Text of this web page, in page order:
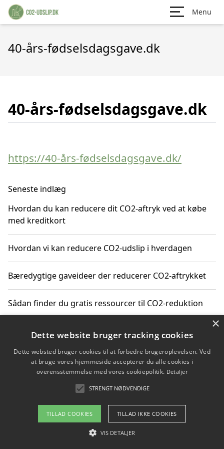
Menu
40-års-fødselsdagsgave.dk
40-års-fødselsdagsgave.dk
https://40-års-fødselsdagsgave.dk/
Seneste indlæg
Hvordan du kan reducere dit CO2-aftryk ved at købe
med kreditkort
Hvordan vi kan reducere CO2-udslip i hverdagen
Bæredygtige gaveideer der reducerer CO2-aftrykket
Sådan finder du gratis ressourcer til CO2-reduktion
Hvordan gadgets til hjemmet kan reducere CO2-udslip
Copyright 2026 - Pilanto Aps
Om / kontakt
Blog Betingelser
×
Dette website bruger tracking cookies
Dette websted bruger cookies til at forbedre brugeroplevelsen. Ved
at bruge vores hjemmeside accepterer du alle cookies i
overensstemmelse med vores cookiepolitik. Detaljer
STRENGT NØDVENDIGE
TILLAD COOKIES TILLAD IKKE COOKIES
VIS DETALJER